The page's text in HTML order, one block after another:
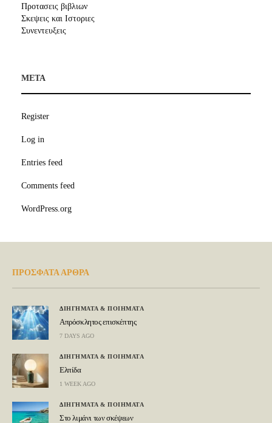
Προτασεις βιβλιων
Σκεψεις και Ιστοριες
Συνεντευξεις
META
Register
Log in
Entries feed
Comments feed
WordPress.org
ΠΡΟΣΦΑΤΑ ΑΡΘΡΑ
ΔΙΗΓΗΜΑΤΑ & ΠΟΙΗΜΑΤΑ
Απρόσκλητος επισκέπτης
7 DAYS AGO
ΔΙΗΓΗΜΑΤΑ & ΠΟΙΗΜΑΤΑ
Ελπίδα
1 WEEK AGO
ΔΙΗΓΗΜΑΤΑ & ΠΟΙΗΜΑΤΑ
Στο λιμάνι των σκέψεων